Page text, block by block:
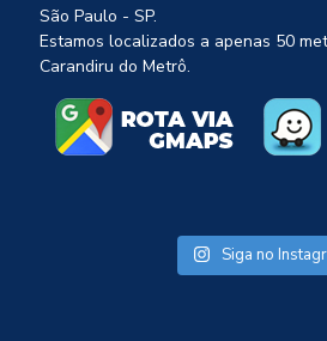
São Paulo - SP.
Estamos localizados a apenas 50
Carandiru do Metrô.
Siga no